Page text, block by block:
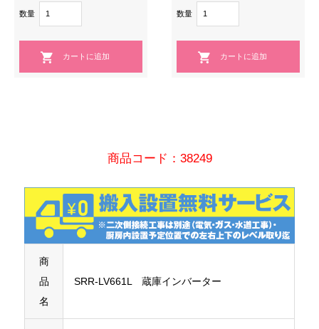
数量 数量
商品コード：38249
商
品
名
SRR-LV661L 蔵庫インバーター